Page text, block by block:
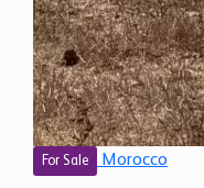
For Sale Morocco